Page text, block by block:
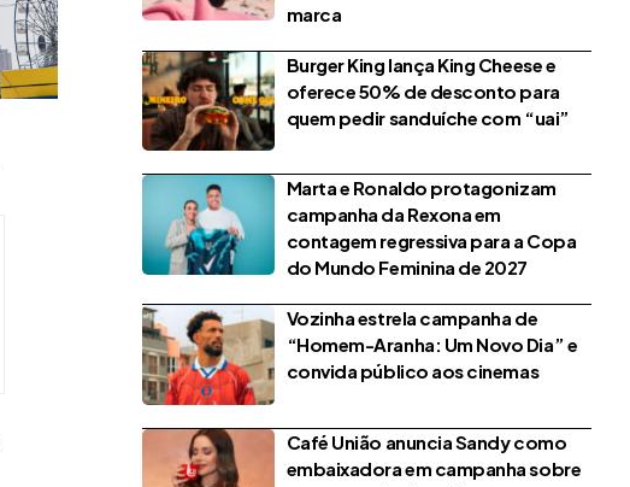
marca
Burger King lança King Cheese e
oferece 50% de desconto para
quem pedir sanduíche com “uai”
Marta e Ronaldo protagonizam
campanha da Rexona em
contagem regressiva para a Copa
do Mundo Feminina de 2027
Vozinha estrela campanha de
“Homem-Aranha: Um Novo Dia” e
convida público aos cinemas
Café União anuncia Sandy como
embaixadora em campanha sobre